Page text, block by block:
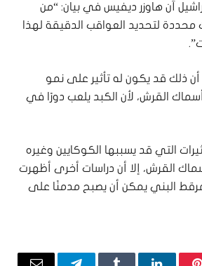
راشيل آن هاوزر ديفيس في بيان: “من
محددة لتحديد العواقب الدقيقة لهذا
ذلك قد يكون له تأثير على نمو
القرش، لأن الكبد يلعب دورًا في
التي قد يسببها الكوكايين وغيره
القرش، إلا أن دراسات أخرى أظهرت
البني يمكن أن يصبح مدمنًا على